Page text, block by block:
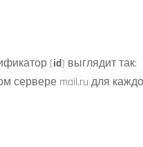
(id) выглядит так:
сервере mail.ru для